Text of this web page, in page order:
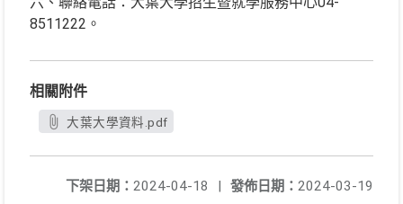
8511222。
相關附件
大葉大學資料.pdf
發佈日期： 2024-03-19
下架日期： 2024-04-18
|